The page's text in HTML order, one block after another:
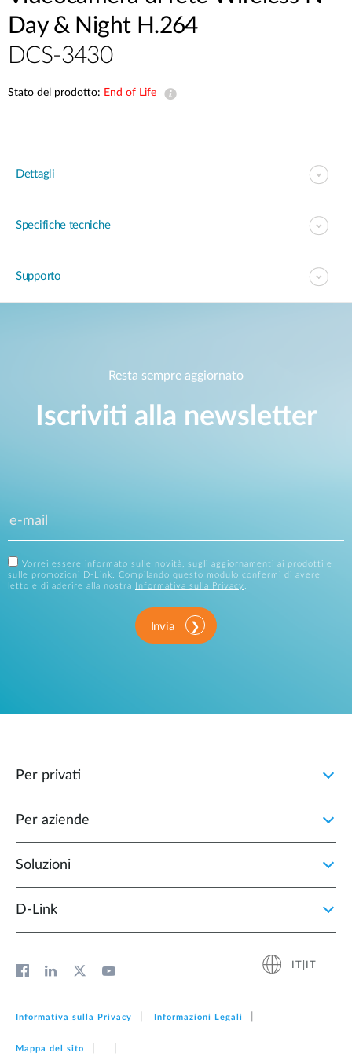
Day & Night H.264
DCS-3430
Stato del prodotto: End of Life
Dettagli
Specifiche tecniche
Supporto
Resta sempre aggiornato
Iscriviti alla newsletter
Vorrei essere informato sulle novità, sugli aggiornamenti ai prodotti e
sulle promozioni D-Link. Compilando questo modulo confermi di avere
letto e di aderire alla nostra
Informativa sulla Privacy .
Invia
Per privati
Per aziende
Soluzioni
D‑Link
Informativa sulla Privacy Informazioni Legali
Mappa del sito